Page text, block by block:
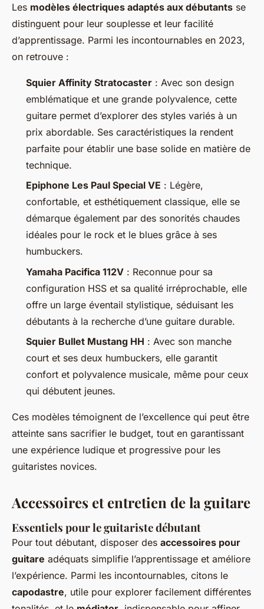
Les modèles électriques adaptés aux débutants se
distinguent pour leur souplesse et leur facilité
d’apprentissage. Parmi les incontournables en 2023,
on retrouve :
Squier Affinity Stratocaster : Avec son design
emblématique et une grande polyvalence, cette
guitare permet d’explorer des styles variés à un
prix abordable. Ses caractéristiques la rendent
parfaite pour établir une base solide en matière de
technique.
Epiphone Les Paul Special VE : Légère,
confortable, et esthétiquement classique, elle se
démarque également par des sonorités chaudes
idéales pour le rock et le blues grâce à ses
humbuckers.
Yamaha Pacifica 112V : Reconnue pour sa
configuration HSS et sa qualité irréprochable, elle
offre un large éventail stylistique, séduisant les
débutants à la recherche d’une guitare durable.
Squier Bullet Mustang HH : Avec son manche
court et ses deux humbuckers, elle garantit
confort et polyvalence musicale, même pour ceux
qui débutent jeunes.
Ces modèles témoignent de l’excellence qui peut être
atteinte sans sacrifier le budget, tout en garantissant
une expérience ludique et progressive pour les
guitaristes novices.
Accessoires et entretien de la guitare
Essentiels pour le guitariste débutant
Pour tout débutant, disposer des accessoires pour
guitare adéquats simplifie l’apprentissage et améliore
l’expérience. Parmi les incontournables, citons le
capodastre, utile pour explorer facilement différentes